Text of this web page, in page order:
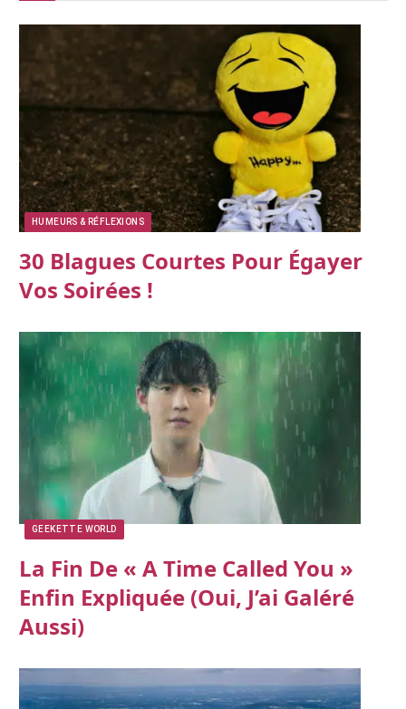
HUMEURS & RÉFLEXIONS
30 Blagues Courtes Pour Égayer
Vos Soirées !
GEEKETTE WORLD
La Fin De « A Time Called You »
Enfin Expliquée (oui, J’ai Galéré
Aussi)